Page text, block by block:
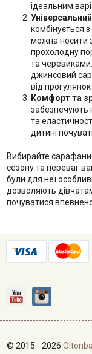
ідеальним
комбінується
можна носити
прохолодну
та
джинсовий
від
Комфорт та
забезпечують
та
дитині
Вибирайте сарафани
сезону та переваг
були для неї
дозволяють
почуватися впевнено
© 2015 - 2026